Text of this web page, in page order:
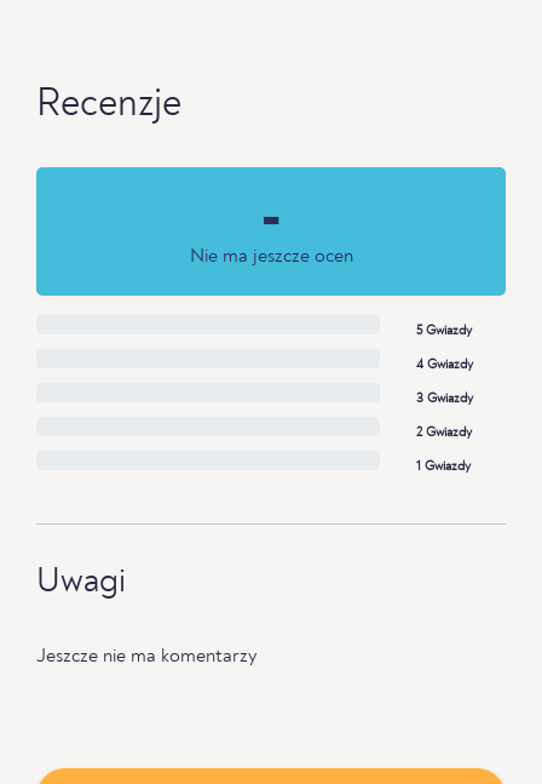
Recenzje
-
Nie ma jeszcze ocen
5 Gwiazdy
4 Gwiazdy
3 Gwiazdy
2 Gwiazdy
1 Gwiazdy
Uwagi
Jeszcze nie ma komentarzy